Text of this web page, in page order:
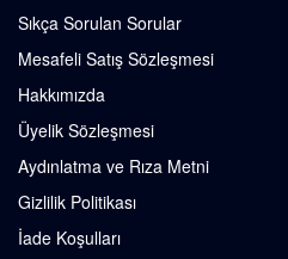
Sıkça Sorulan Sorular
Mesafeli Satış Sözleşmesi
Hakkımızda
Üyelik Sözleşmesi
Aydınlatma ve Rıza Metni
Gizlilik Politikası
İade Koşulları